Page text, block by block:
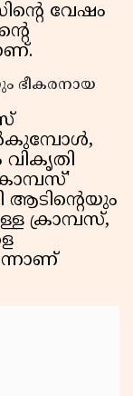
വേഷം
ഭീകരനായ
വികൃതി
ക്രാമ്പസ്,